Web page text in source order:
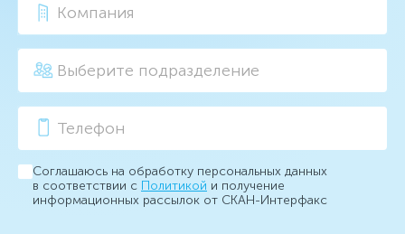
Соглашаюсь на обработку персональных данных
в соответствии с Политикой и получение
информационных рассылок от СКАН-Интерфакс